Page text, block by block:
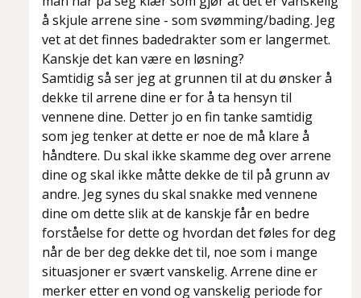
å skjule arrene sine - som svømming/bading. Jeg
vet at det finnes badedrakter som er langermet.
Kanskje det kan være en løsning?
Samtidig så ser jeg at grunnen til at du ønsker å
dekke til arrene dine er for å ta hensyn til
vennene dine. Detter jo en fin tanke samtidig
som jeg tenker at dette er noe de må klare å
håndtere. Du skal ikke skamme deg over arrene
dine og skal ikke måtte dekke de til på grunn av
andre. Jeg synes du skal snakke med vennene
dine om dette slik at de kanskje får en bedre
forståelse for dette og hvordan det føles for deg
når de ber deg dekke det til, noe som i mange
situasjoner er svært vanskelig. Arrene dine er
merker etter en vond og vanskelig periode for